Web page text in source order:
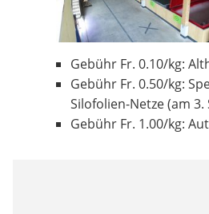
Gebühr Fr. 0.10/kg:
Gebühr Fr. 0.50/kg:
Silofolien-Netze (am
Gebühr Fr. 1.00/kg: